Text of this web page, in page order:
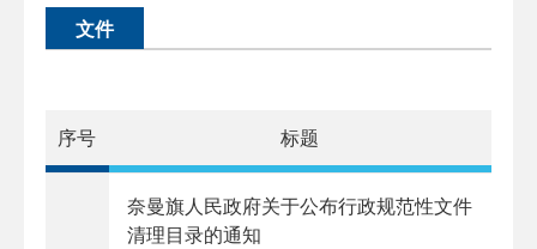
文件
序号 标题
奈曼旗人民政府关于公布行政规范性文件
清理目录的通知